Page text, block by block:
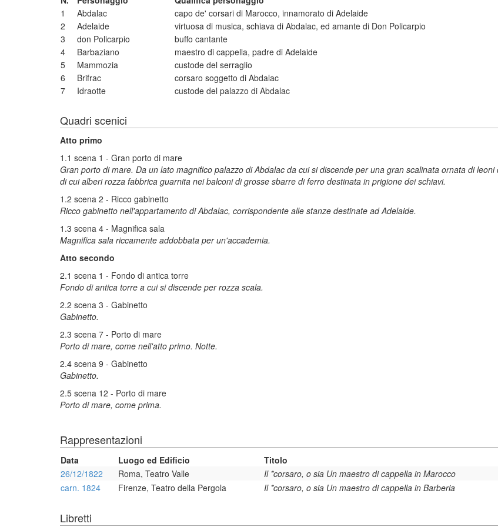
1
Abdalac capo de' corsari di Marocco, innamorato di Adelaide
2
Adelaide virtuosa di musica, schiava di Abdalac, ed amante di Don Policarpio
3
don Policarpio buffo cantante
4
Barbaziano maestro di cappella, padre di Adelaide
5
Mammozia custode del serraglio
6
Brifrac corsaro soggetto di Abdalac
7
Idraotte custode del palazzo di Abdalac
Quadri scenici
Atto primo
1.1 scena 1 - Gran porto di mare
Gran porto di mare. Da un lato magnifico palazzo di Abdalac da cui si discende per una gran scalinata ornata di
di cui alberi rozza fabbrica guarnita nei balconi di grosse sbarre di ferro destinata in prigione dei schiavi.
1.2 scena 2 - Ricco gabinetto
Ricco gabinetto nell'appartamento di Abdalac, corrispondente alle stanze destinate ad Adelaide.
1.3 scena 4 - Magnifica sala
Magnifica sala riccamente addobbata per un'accademia.
Atto secondo
2.1 scena 1 - Fondo di antica torre
Fondo di antica torre a cui si discende per rozza scala.
2.2 scena 3 - Gabinetto
Gabinetto.
2.3 scena 7 - Porto di mare
Porto di mare, come nell'atto primo. Notte.
2.4 scena 9 - Gabinetto
Gabinetto.
2.5 scena 12 - Porto di mare
Porto di mare, come prima.
Rappresentazioni
Data Luogo ed Edificio Titolo
26/12/1822
Roma, Teatro Valle Il *corsaro, o sia Un maestro di cappella in Marocco
carn. 1824
Firenze, Teatro della Pergola Il *corsaro, o sia Un maestro di cappella in Barberia
Libretti